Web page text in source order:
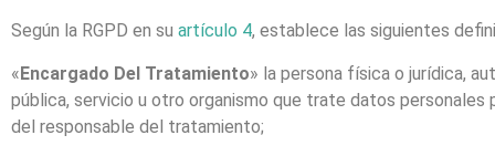
Según la RGPD en su artículo 4, establece las siguientes
«Encargado Del Tratamiento» la persona física o jurídica,
pública, servicio u otro organismo que trate datos personales
del responsable del tratamiento;